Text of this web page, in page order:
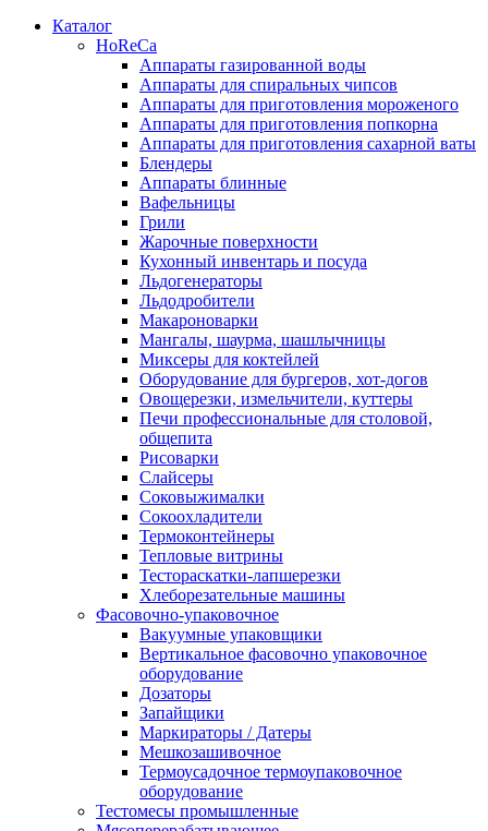
Каталог
HoReCa
Аппараты газированной воды
Аппараты для спиральных чипсов
Аппараты для приготовления мороженого
Аппараты для приготовления попкорна
Аппараты для приготовления сахарной ваты
Блендеры
Аппараты блинные
Вафельницы
Грили
Жарочные поверхности
Кухонный инвентарь и посуда
Льдогенераторы
Льдодробители
Макароноварки
Мангалы, шаурма, шашлычницы
Миксеры для коктейлей
Оборудование для бургеров, хот-догов
Овощерезки, измельчители, куттеры
Печи профессиональные для столовой,
общепита
Рисоварки
Слайсеры
Соковыжималки
Сокоохладители
Термоконтейнеры
Тепловые витрины
Тестораскатки-лапшерезки
Хлеборезательные машины
Фасовочно-упаковочное
Вакуумные упаковщики
Вертикальное фасовочно упаковочное
оборудование
Дозаторы
Запайщики
Маркираторы / Датеры
Мешкозашивочное
Термоусадочное термоупаковочное
оборудование
Тестомесы промышленные